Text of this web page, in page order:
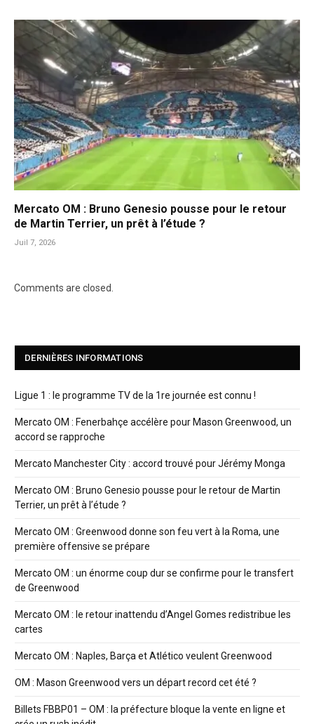
Mercato OM : Bruno Genesio pousse pour le retour
de Martin Terrier, un prêt à l’étude ?
Juil 7, 2026
Comments are closed.
DERNIÈRES INFORMATIONS
Ligue 1 : le programme TV de la 1re journée est connu !
Mercato OM : Fenerbahçe accélère pour Mason Greenwood, un
accord se rapproche
Mercato Manchester City : accord trouvé pour Jérémy Monga
Mercato OM : Bruno Genesio pousse pour le retour de Martin
Terrier, un prêt à l’étude ?
Mercato OM : Greenwood donne son feu vert à la Roma, une
première offensive se prépare
Mercato OM : un énorme coup dur se confirme pour le transfert
de Greenwood
Mercato OM : le retour inattendu d’Angel Gomes redistribue les
cartes
Mercato OM : Naples, Barça et Atlético veulent Greenwood
OM : Mason Greenwood vers un départ record cet été ?
Billets FBBP01 – OM : la préfecture bloque la vente en ligne et